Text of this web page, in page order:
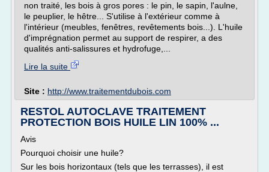
non traité, les bois à gros pores : le pin, le sapin, l'aulne,
le peuplier, le hêtre... S'utilise à l'extérieur comme à
l'intérieur (meubles, fenêtres, revêtements bois...). L'huile
d'imprégnation permet au support de respirer, a des
qualités anti-salissures et hydrofuge,...
Lire la suite
Site : http://www.traitementdubois.com
RESTOL AUTOCLAVE TRAITEMENT
PROTECTION BOIS HUILE LIN 100% ...
Avis
Pourquoi choisir une huile?
Sur les bois horizontaux (tels que les terrasses), il est